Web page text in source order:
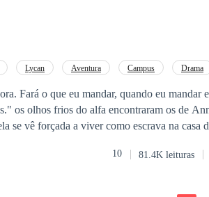
Lycan Aventura Campus Drama
Fará o que eu mandar, quando eu mandar
olhos frios do alfa encontraram os de Anne"
se vê forçada a viver como escrava na casa
de estudar e de literalmente viver. A vida de
10 81.4K leituras